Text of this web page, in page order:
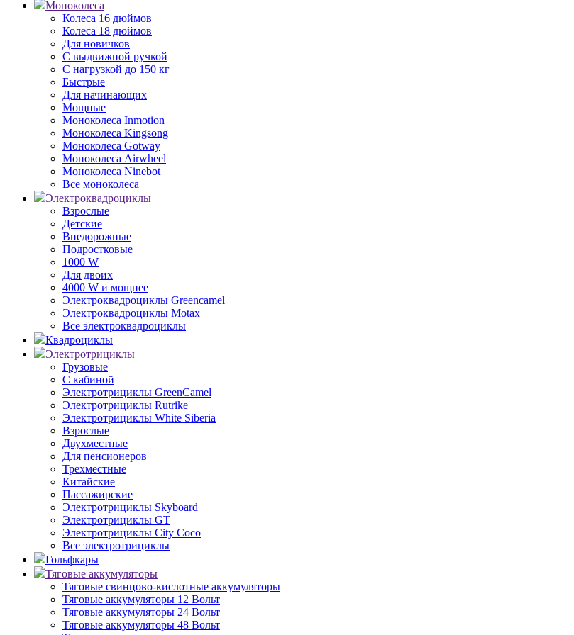
Моноколеса
Колеса 16 дюймов
Колеса 18 дюймов
Для новичков
С выдвижной ручкой
С нагрузкой до 150 кг
Быстрые
Для начинающих
Мощные
Моноколеса Inmotion
Моноколеса Kingsong
Моноколеса Gotway
Моноколеса Airwheel
Моноколеса Ninebot
Все моноколеса
Электроквадроциклы
Взрослые
Детские
Внедорожные
Подростковые
1000 W
Для двоих
4000 W и мощнее
Электроквадроциклы Greencamel
Электроквадроциклы Motax
Все электроквадроциклы
Квадроциклы
Электротрициклы
Грузовые
С кабиной
Электротрициклы GreenCamel
Электротрициклы Rutrike
Электротрициклы White Siberia
Взрослые
Двухместные
Для пенсионеров
Трехместные
Китайские
Пассажирские
Электротрициклы Skyboard
Электротрициклы GT
Электротрициклы City Coco
Все электротрициклы
Гольфкары
Тяговые аккумуляторы
Тяговые свинцово-кислотные аккумуляторы
Тяговые аккумуляторы 12 Вольт
Тяговые аккумуляторы 24 Вольт
Тяговые аккумуляторы 48 Вольт